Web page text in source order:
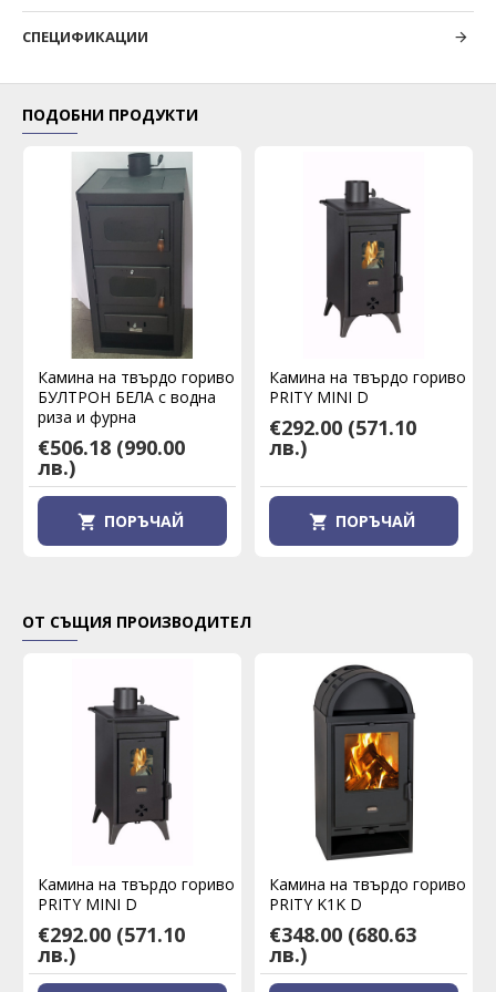
СПЕЦИФИКАЦИИ
ПОДОБНИ ПРОДУКТИ
Камина на твърдо гориво
БУЛТРОН БЕЛА с водна
риза и фурна
€506.18 (990.00
лв.)
ПОРЪЧАЙ
Камина на твърдо гориво
PRITY MINI D
€292.00 (571.10
лв.)
ПОРЪЧАЙ
ОТ СЪЩИЯ ПРОИЗВОДИТЕЛ
Камина на твърдо гориво
PRITY MINI D
€292.00 (571.10
лв.)
Камина на твърдо гориво
PRITY K1K D
€348.00 (680.63
лв.)